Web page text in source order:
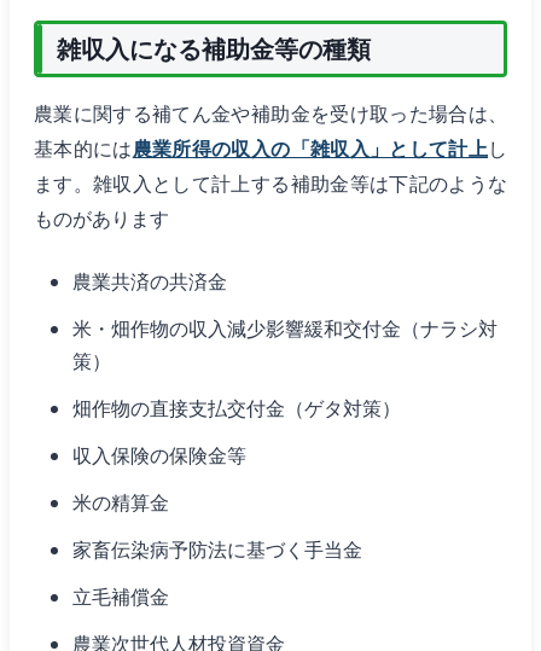
雑収入になる補助金等の種類
農業に関する補てん金や補助金を受け取った場合は、
基本的には農業所得の収入の「雑収入」として計上し
ます。雑収入として計上する補助金等は下記のような
ものがあります
農業共済の共済金
米・畑作物の収入減少影響緩和交付金（ナラシ対
策）
畑作物の直接支払交付金（ゲタ対策）
収入保険の保険金等
米の精算金
家畜伝染病予防法に基づく手当金
立毛補償金
農業次世代人材投資資金